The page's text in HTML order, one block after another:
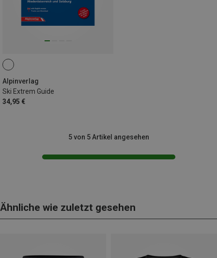
Alpinverlag
Ski Extrem Guide
34,95 €
5 von 5 Artikel angesehen
Ähnliche wie zuletzt gesehen